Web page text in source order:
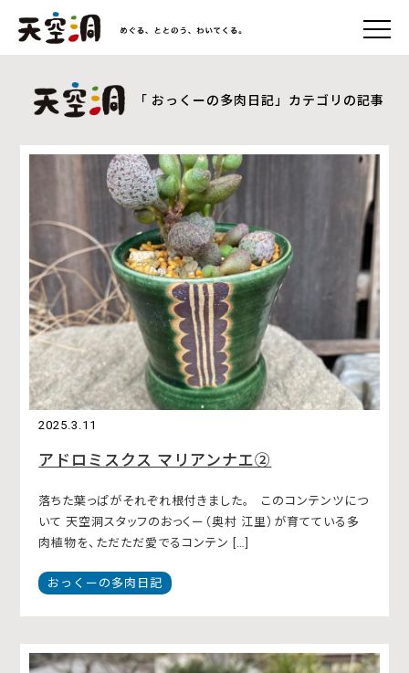
「 おっくーの多肉日記」カテゴリの記事
2025.3.11
アドロミスクス マリアンナエ②
落ちた葉っぱがそれぞれ根付きました。 このコンテンツにつ
いて 天空洞スタッフのおっくー（奥村 江里）が育てている多
肉植物を、ただただ愛でるコンテン […]
おっくーの多肉日記